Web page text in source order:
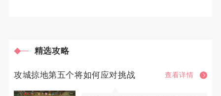
精选攻略
攻城掠地第五个将如何应对挑战 查看详情